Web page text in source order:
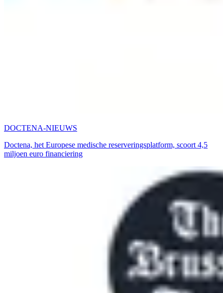
DOCTENA-NIEUWS
Doctena, het Europese medische reserveringsplatform, scoort 4,5
miljoen euro financiering